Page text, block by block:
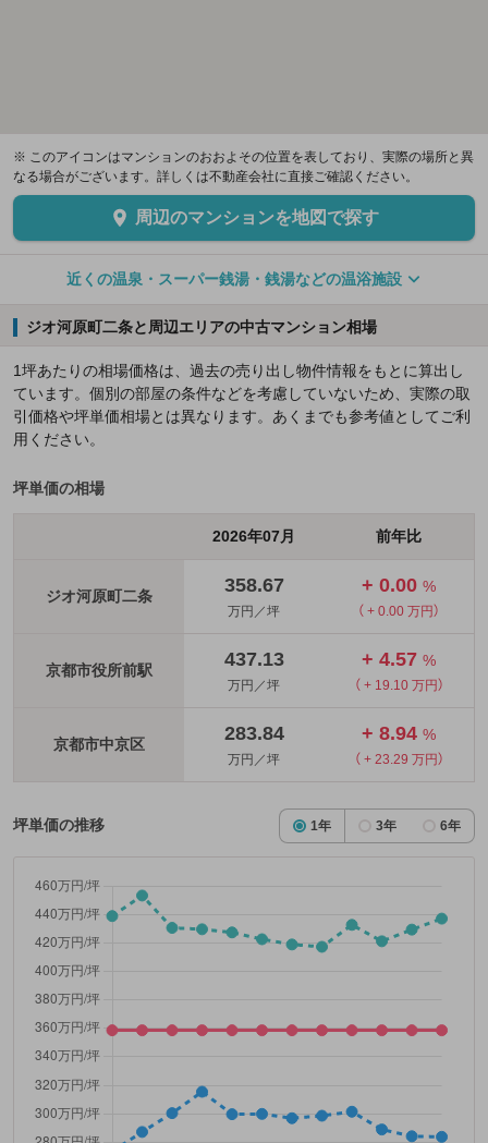
※ このアイコンはマンションのおおよその位置を表しており、実際の場所と異
なる場合がございます。詳しくは不動産会社に直接ご確認ください。
周辺のマンションを地図で探す
近くの温泉・スーパー銭湯・銭湯などの温浴施設
ジオ河原町二条と周辺エリアの中古マンション相場
1坪あたりの相場価格は、過去の売り出し物件情報をもとに算出し
ています。個別の部屋の条件などを考慮していないため、実際の取
引価格や坪単価相場とは異なります。あくまでも参考値としてご利
用ください。
坪単価の相場
2026年07月 前年比
ジオ河原町二条 358.67
万円／坪
+ 0.00 %
（ + 0.00 万円）
京都市役所前駅 437.13
万円／坪
+ 4.57 %
（ + 19.10 万円）
京都市中京区 283.84
万円／坪
+ 8.94 %
（ + 23.29 万円）
坪単価の推移 1年 3年 6年